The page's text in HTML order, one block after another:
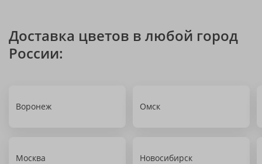
Доставка цветов в любой город
России:
Воронеж Омск
Москва Новосибирск